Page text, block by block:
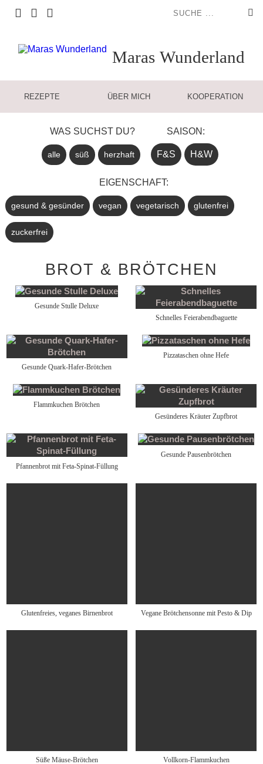
Maras Wunderland
REZEPTE ÜBER MICH KOOPERATION
WAS SUCHST DU?
alle süß herzhaft
SAISON:
F&S H&W
EIGENSCHAFT:
gesund & gesünder vegan vegetarisch glutenfrei
zuckerfrei
BROT & BRÖTCHEN
Gesunde Stulle Deluxe
Schnelles Feierabendbaguette
Gesunde Quark-Hafer-Brötchen
Pizzataschen ohne Hefe
Flammkuchen Brötchen
Gesünderes Kräuter Zupfbrot
Pfannenbrot mit Feta-Spinat-Füllung
Gesunde Pausenbrötchen
Glutenfreies, veganes Birnenbrot Vegane Brötchensonne mit Pesto & Dip
Süße Mäuse-Brötchen Vollkorn-Flammkuchen